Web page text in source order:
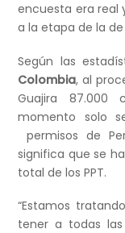
encuesta era real
a la etapa de la
Según las
Colombia, al
Guajira 87.000
momento solo
permisos de
significa que se
total de los PPT.
“Estamos
tener a todas